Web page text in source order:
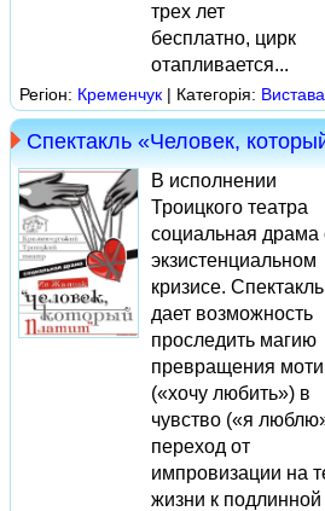
трех лет
бесплатно, цирк
отапливается...
Регіон: Кременчук | Категорія: Вистава
Спектакль «Человек,
В исполнении
Троицкого театра
социальная драма
экзистенциальном
кризисе. Спектакль
дает возможность
проследить магию
превращения
(«хочу любить») в
чувство («я
переход от
импровизации на
жизни к подлинной